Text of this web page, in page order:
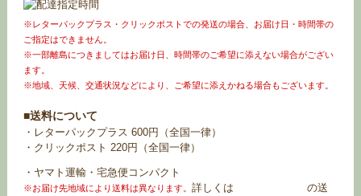
※レターパックプラス・クリックポストでの発送の場合、お届け日・時間帯の
ご指定はできません。
※一部離島につきましてはお届け日、時間帯のご希望に添えない場合がござい
ます。
※地域、天候、交通状況などにより、ご希望に添えかねる場合もございます。
■送料について
・レターパックプラス 600円（全国一律）
・クリックポスト 220円（全国一律）
・ヤマト運輸・宅急便コンパクト
※お届け先地域により送料は異なります。 詳しくは
の送